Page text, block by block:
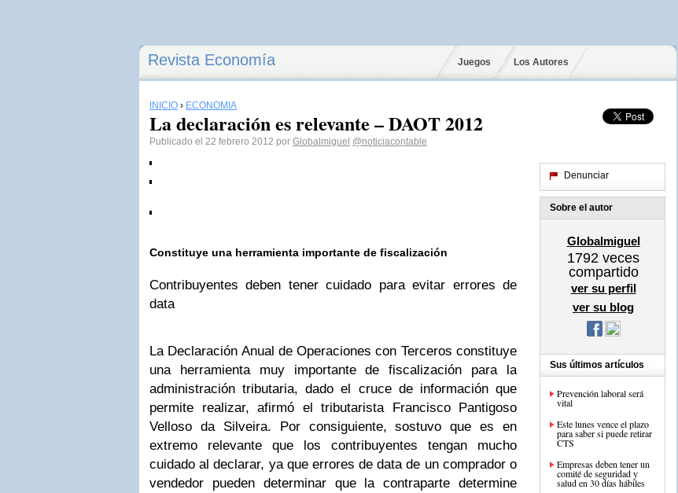
Revista Economía Juegos Los Autores
INICIO › ECONOMÍA
La declaración es relevante – DAOT 2012
Publicado el 22 febrero 2012 por Globalmiguel @noticiacontable
Constituye una herramienta importante de fiscalización
Contribuyentes deben tener cuidado para evitar errores de
data
La Declaración Anual de Operaciones con Terceros constituye
una herramienta muy importante de fiscalización para la
administración tributaria, dado el cruce de información que
permite realizar, afirmó el tributarista Francisco Pantigoso
Velloso da Silveira. Por consiguiente, sostuvo que es en
extremo relevante que los contribuyentes tengan mucho
cuidado al declarar, ya que errores de data de un comprador o
vendedor pueden determinar que la contraparte determine
Denunciar
Sobre el autor
Globalmiguel
1792 veces
compartido
ver su perfil
ver su blog
Sus últimos artículos
Prevención laboral será
vital
Este lunes vence el plazo
para saber si puede retirar
CTS
Empresas deben tener un
comité de seguridad y
salud en 30 días hábiles